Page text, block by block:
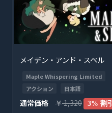
メイデン・アンド・スペル
Maple Whispering Limited
アクション
日本語
通常価格 ￥1,320 3% 割引